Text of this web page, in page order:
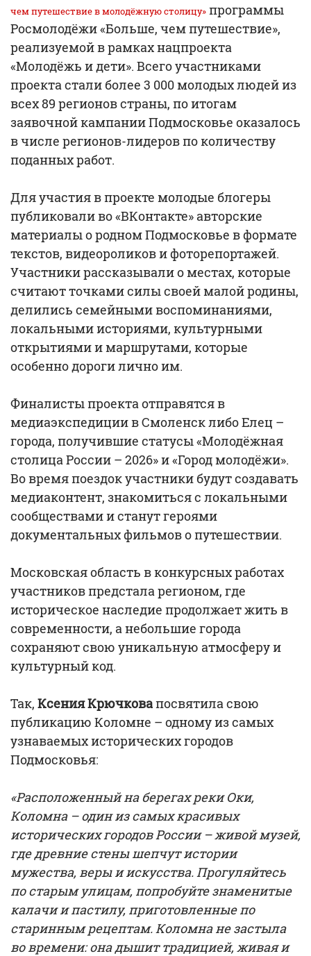
чем путешествие в молодёжную столицу» программы
Росмолодёжи «Больше, чем путешествие»,
реализуемой в рамках нацпроекта
«Молодёжь и дети». Всего участниками
проекта стали более 3 000 молодых людей из
всех 89 регионов страны, по итогам
заявочной кампании Подмосковье оказалось
в числе регионов-лидеров по количеству
поданных работ.
Для участия в проекте молодые блогеры
публиковали во «ВКонтакте» авторские
материалы о родном Подмосковье в формате
текстов, видеороликов и фоторепортажей.
Участники рассказывали о местах, которые
считают точками силы своей малой родины,
делились семейными воспоминаниями,
локальными историями, культурными
открытиями и маршрутами, которые
особенно дороги лично им.
Финалисты проекта отправятся в
медиаэкспедиции в Смоленск либо Елец –
города, получившие статусы «Молодёжная
столица России – 2026» и «Город молодёжи».
Во время поездок участники будут создавать
медиаконтент, знакомиться с локальными
сообществами и станут героями
документальных фильмов о путешествии.
Московская область в конкурсных работах
участников предстала регионом, где
историческое наследие продолжает жить в
современности, а небольшие города
сохраняют свою уникальную атмосферу и
культурный код.
Так, Ксения Крючковапосвятила свою
публикацию Коломне – одному из самых
узнаваемых исторических городов
Подмосковья:
«Расположенный на берегах реки Оки,
Коломна – один из самых красивых
исторических городов России – живой музей,
где древние стены шепчут истории
мужества, веры и искусства. Прогуляйтесь
по старым улицам, попробуйте знаменитые
калачи и пастилу, приготовленные по
старинным рецептам. Коломна не застыла
во времени: она дышит традицией, живая и